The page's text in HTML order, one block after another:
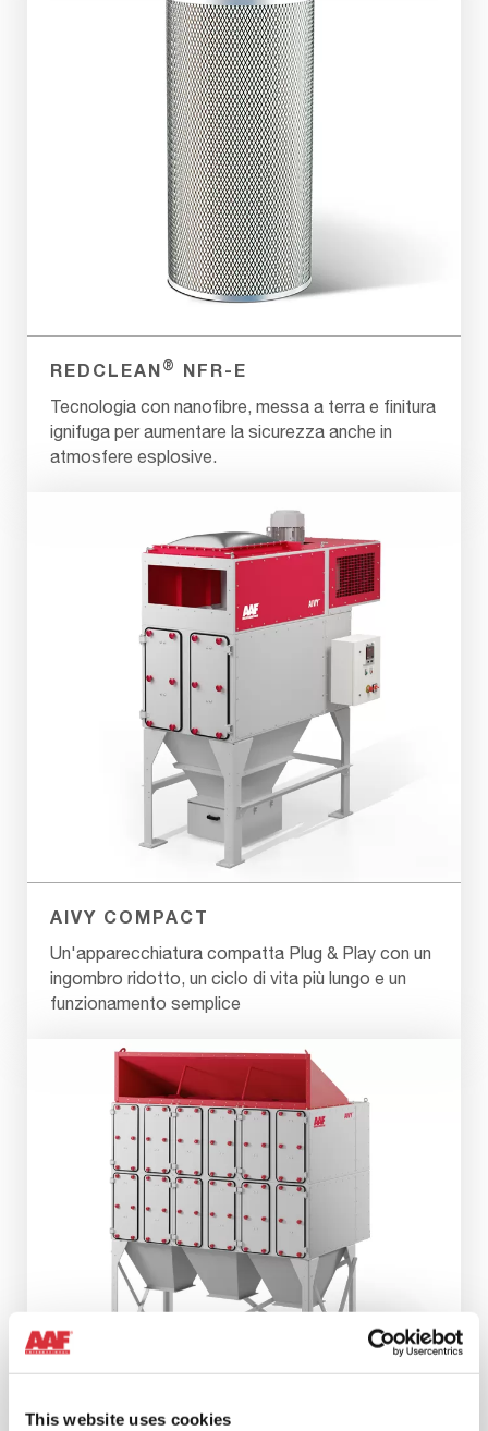
This website uses cookies
REDCLEAN ® NFR-E
Tecnologia con nanofibre, messa a terra e finitura
ignifuga per aumentare la sicurezza anche in
atmosfere esplosive.
AIVY COMPACT
Un'apparecchiatura compatta Plug & Play con un
ingombro ridotto, un ciclo di vita più lungo e un
funzionamento semplice